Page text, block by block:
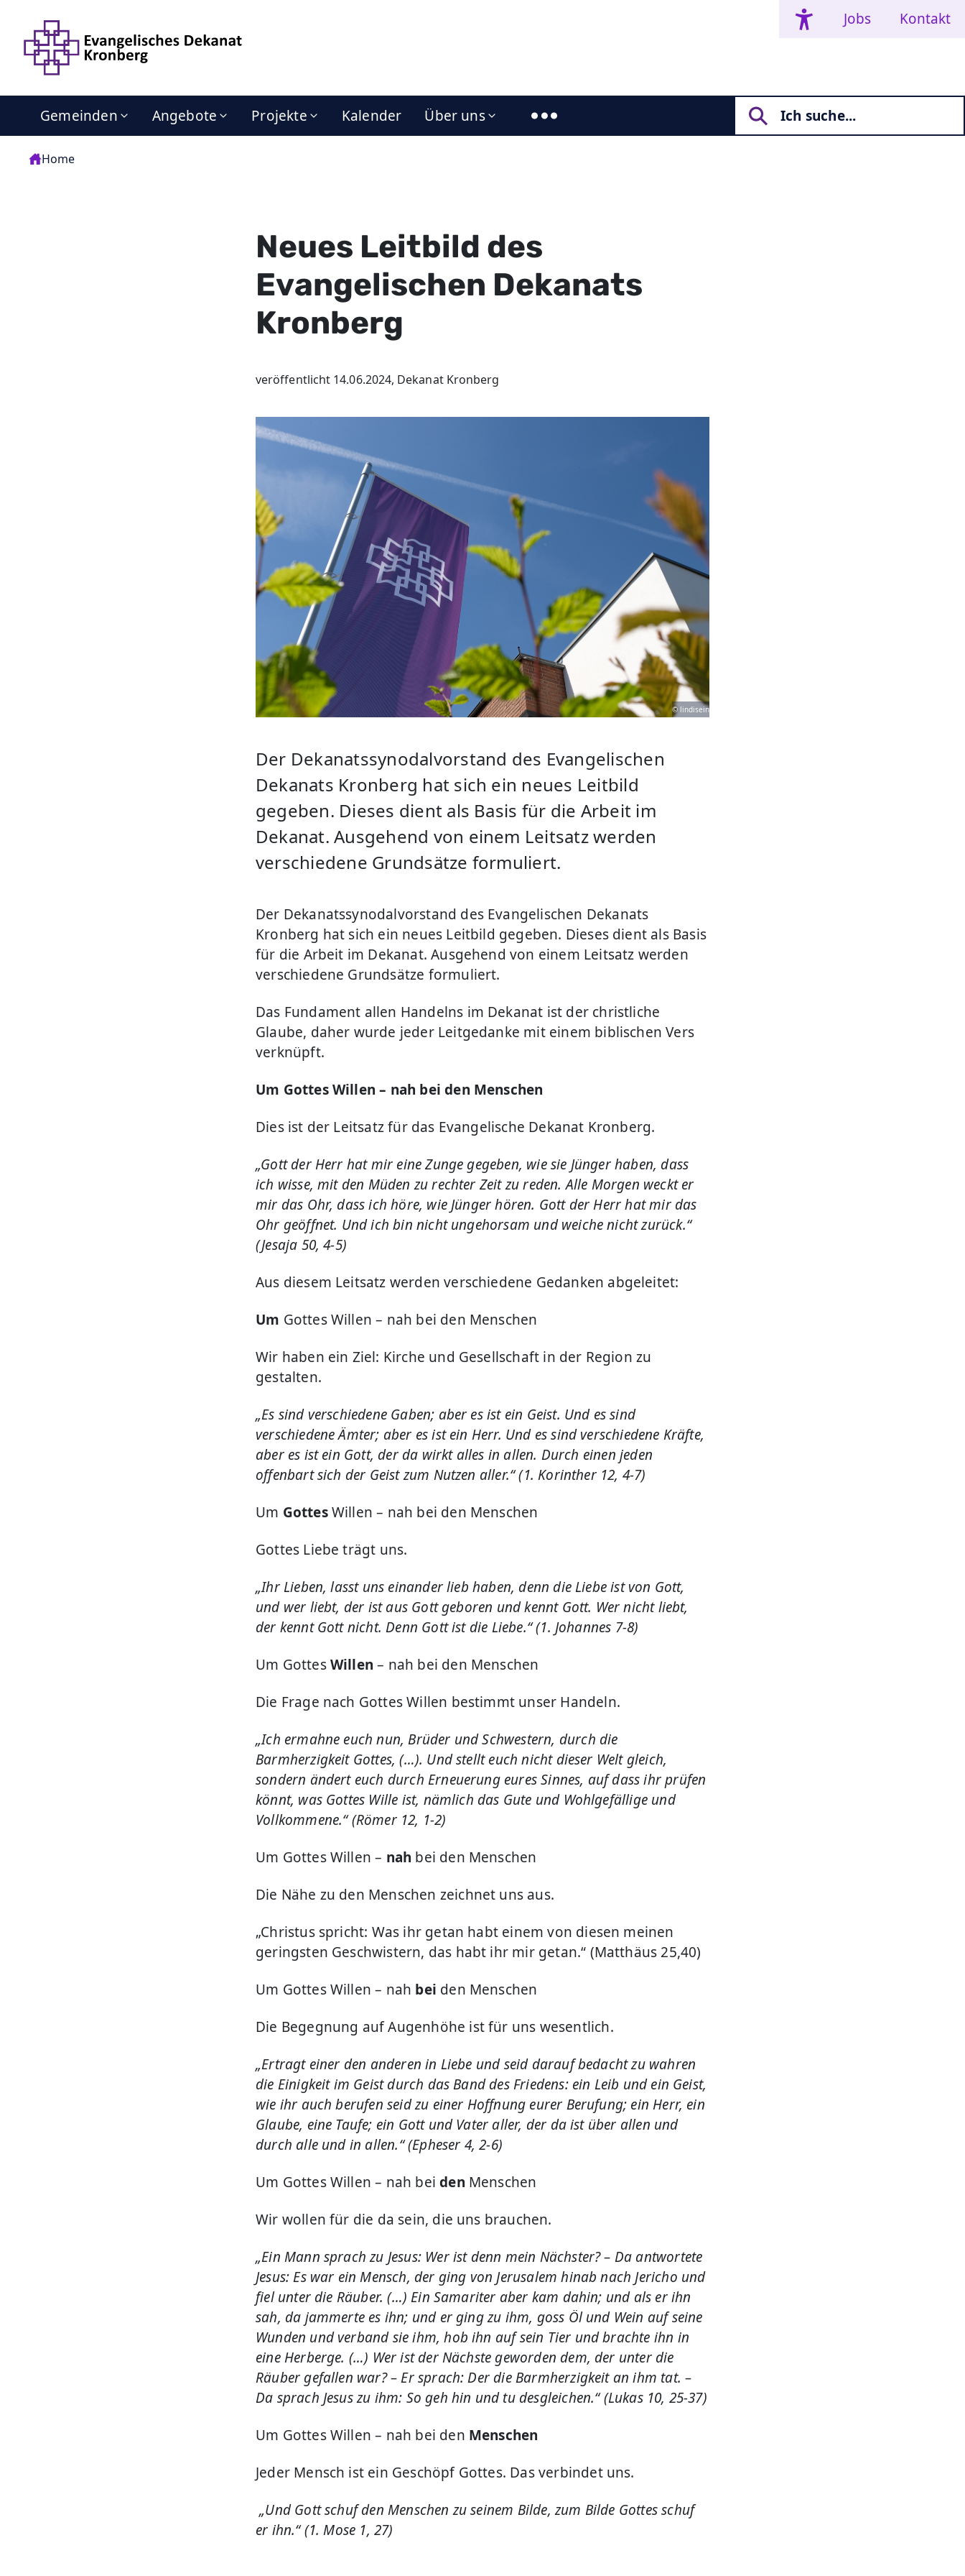
Jobs Kontakt
Gemeinden Angebote Projekte Kalender Über uns
Home
Neues Leitbild des
Evangelischen Dekanats
Kronberg
veröffentlicht 14.06.2024, Dekanat Kronberg
© lindisein
Der Dekanatssynodalvorstand des Evangelischen
Dekanats Kronberg hat sich ein neues Leitbild
gegeben. Dieses dient als Basis für die Arbeit im
Dekanat. Ausgehend von einem Leitsatz werden
verschiedene Grundsätze formuliert.
Der Dekanatssynodalvorstand des Evangelischen Dekanats
Kronberg hat sich ein neues Leitbild gegeben. Dieses dient als Basis
für die Arbeit im Dekanat. Ausgehend von einem Leitsatz werden
verschiedene Grundsätze formuliert.
Das Fundament allen Handelns im Dekanat ist der christliche
Glaube, daher wurde jeder Leitgedanke mit einem biblischen Vers
verknüpft.
Um Gottes Willen – nah bei den Menschen
Dies ist der Leitsatz für das Evangelische Dekanat Kronberg.
„Gott der Herr hat mir eine Zunge gegeben, wie sie Jünger haben, dass
ich wisse, mit den Müden zu rechter Zeit zu reden. Alle Morgen weckt er
mir das Ohr, dass ich höre, wie Jünger hören. Gott der Herr hat mir das
Ohr geöffnet. Und ich bin nicht ungehorsam und weiche nicht zurück.“
(Jesaja 50, 4-5)
Aus diesem Leitsatz werden verschiedene Gedanken abgeleitet:
Um Gottes Willen – nah bei den Menschen
Wir haben ein Ziel: Kirche und Gesellschaft in der Region zu
gestalten.
„Es sind verschiedene Gaben; aber es ist ein Geist. Und es sind
verschiedene Ämter; aber es ist ein Herr. Und es sind verschiedene Kräfte,
aber es ist ein Gott, der da wirkt alles in allen. Durch einen jeden
offenbart sich der Geist zum Nutzen aller.“ (1. Korinther 12, 4-7)
Um GottesWillen – nah bei den Menschen
Gottes Liebe trägt uns.
„Ihr Lieben, lasst uns einander lieb haben, denn die Liebe ist von Gott,
und wer liebt, der ist aus Gott geboren und kennt Gott. Wer nicht liebt,
der kennt Gott nicht. Denn Gott ist die Liebe.“ (1. Johannes 7-8)
Um GottesWillen– nah bei den Menschen
Die Frage nach Gottes Willen bestimmt unser Handeln.
„Ich ermahne euch nun, Brüder und Schwestern, durch die
Barmherzigkeit Gottes, (…). Und stellt euch nicht dieser Welt gleich,
sondern ändert euch durch Erneuerung eures Sinnes, auf dass ihr prüfen
könnt, was Gottes Wille ist, nämlich das Gute und Wohlgefällige und
Vollkommene.“ (Römer 12, 1-2)
Um Gottes Willen – nah bei den Menschen
Die Nähe zu den Menschen zeichnet uns aus.
„Christus spricht: Was ihr getan habt einem von diesen meinen
geringsten Geschwistern, das habt ihr mir getan.“ (Matthäus 25,40)
Um Gottes Willen – nah bei den Menschen
Die Begegnung auf Augenhöhe ist für uns wesentlich.
„Ertragt einer den anderen in Liebe und seid darauf bedacht zu wahren
die Einigkeit im Geist durch das Band des Friedens: ein Leib und ein Geist,
wie ihr auch berufen seid zu einer Hoffnung eurer Berufung; ein Herr, ein
Glaube, eine Taufe; ein Gott und Vater aller, der da ist über allen und
durch alle und in allen.“ (Epheser 4, 2-6)
Um Gottes Willen – nah beiden Menschen
Wir wollen für die da sein, die uns brauchen.
„Ein Mann sprach zu Jesus: Wer ist denn mein Nächster? – Da antwortete
Jesus: Es war ein Mensch, der ging von Jerusalem hinab nach Jericho und
fiel unter die Räuber. (…) Ein Samariter aber kam dahin; und als er ihn
sah, da jammerte es ihn; und er ging zu ihm, goss Öl und Wein auf seine
Wunden und verband sie ihm, hob ihn auf sein Tier und brachte ihn in
eine Herberge. (…) Wer ist der Nächste geworden dem, der unter die
Räuber gefallen war? – Er sprach: Der die Barmherzigkeit an ihm tat. –
Da sprach Jesus zu ihm: So geh hin und tu desgleichen.“ (Lukas 10, 25-37)
Um Gottes Willen – nah bei den Menschen
Jeder Mensch ist ein Geschöpf Gottes. Das verbindet uns.
„Und Gott schuf den Menschen zu seinem Bilde, zum Bilde Gottes schuf
er ihn.“ (1. Mose 1, 27)